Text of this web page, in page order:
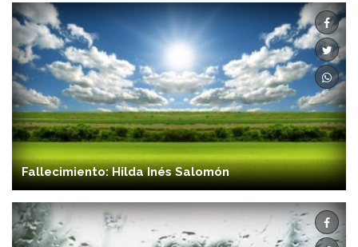
Fallecimiento: Hilda Inés Salomón